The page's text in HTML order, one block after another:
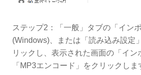
ステップ2：「一般」タブの「イン
(Windows)、または「読み込み設定
リックし、表示された画面の「イン
「MP3エンコード」をクリックしま